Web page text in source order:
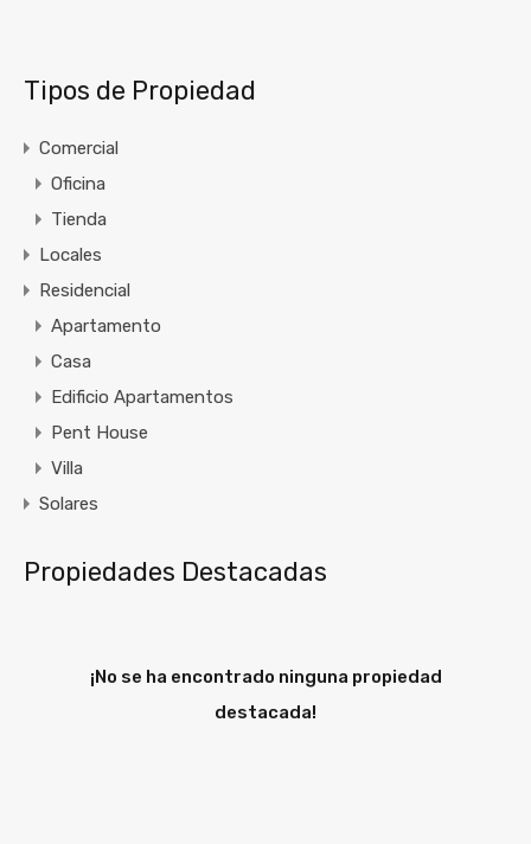
Tipos de Propiedad
Comercial
Oficina
Tienda
Locales
Residencial
Apartamento
Casa
Edificio Apartamentos
Pent House
Villa
Solares
Propiedades Destacadas
¡No se ha encontrado ninguna propiedad
destacada!